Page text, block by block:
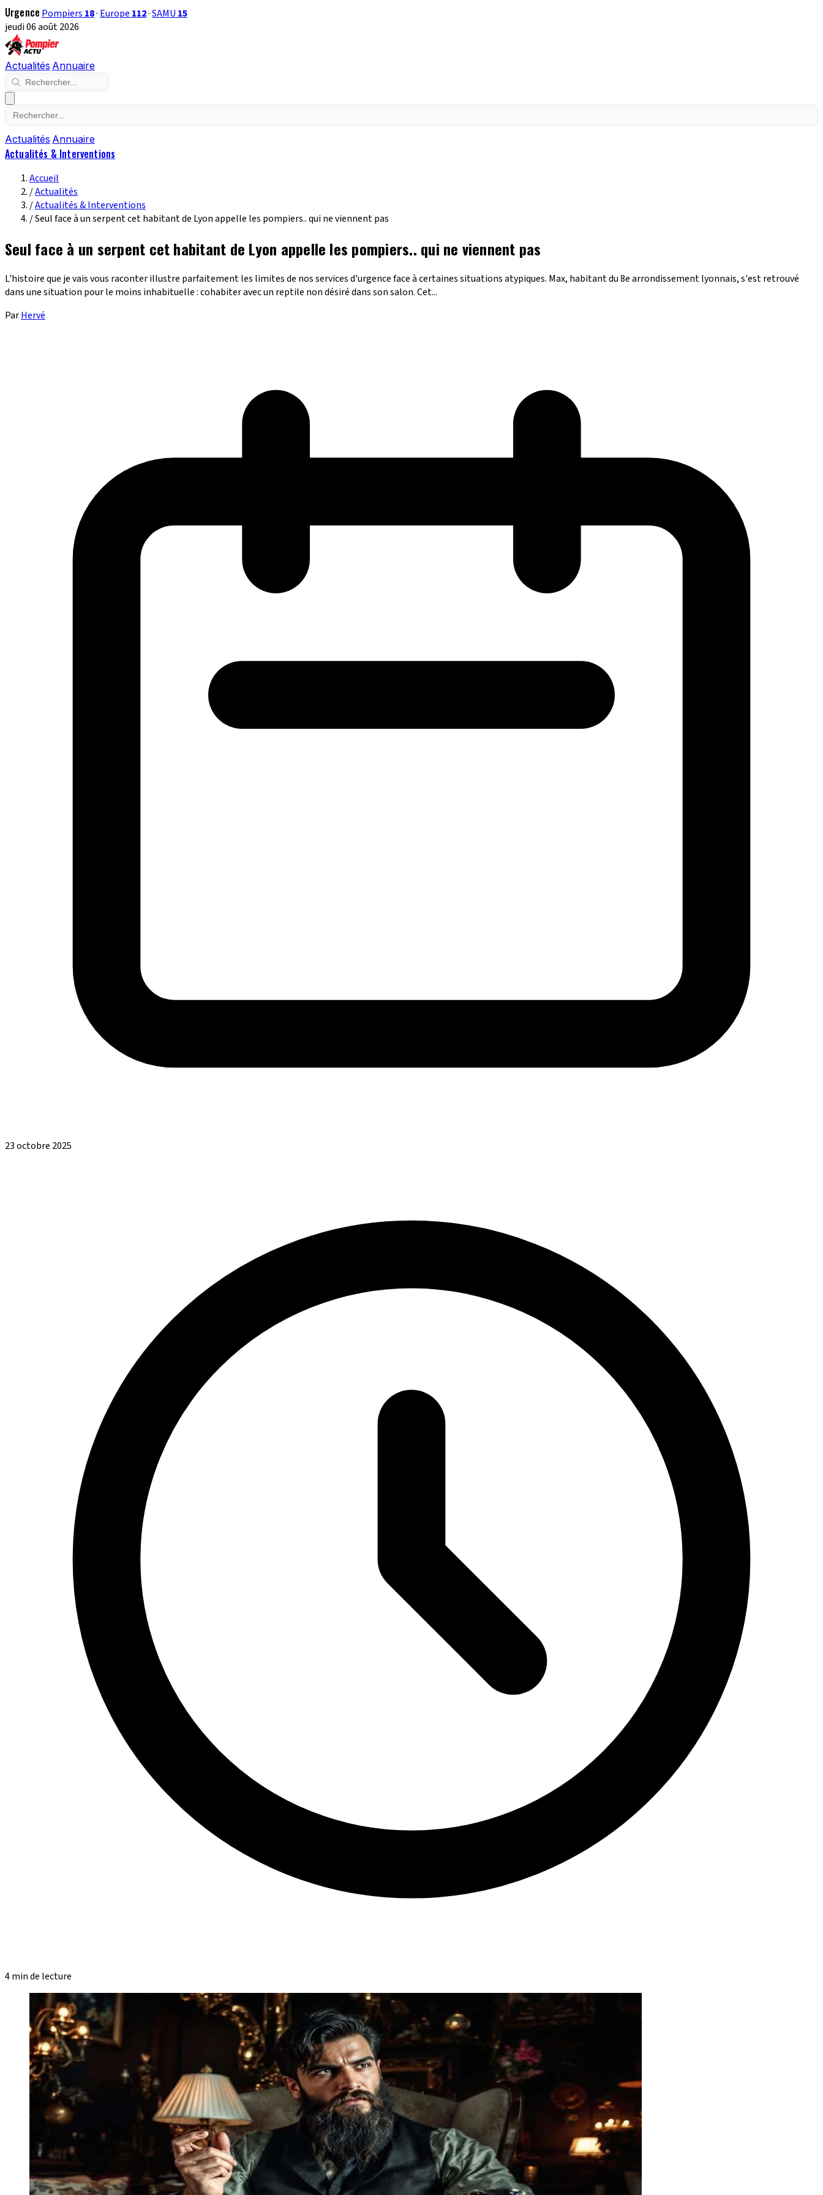
Urgence Pompiers 18· Europe 112·SAMU 15
jeudi 06 août 2026
Actualités Annuaire
Actualités Annuaire
Actualités & Interventions
Accueil
/Actualités
/Actualités & Interventions
/Seul face à un serpent cet habitant de Lyon appelle les pompiers.. qui ne viennent pas
Seul face à un serpent cet habitant de Lyon appelle les pompiers.. qui ne viennent pas
L'histoire que je vais vous raconter illustre parfaitement les limites de nos services d'urgence face à certaines situations atypiques. Max, habitant du 8e arrondissement lyonnais, s'est retrouvé
dans une situation pour le moins inhabituelle : cohabiter avec un reptile non désiré dans son salon. Cet...
ParHervé
23 octobre 2025
4 min de lecture